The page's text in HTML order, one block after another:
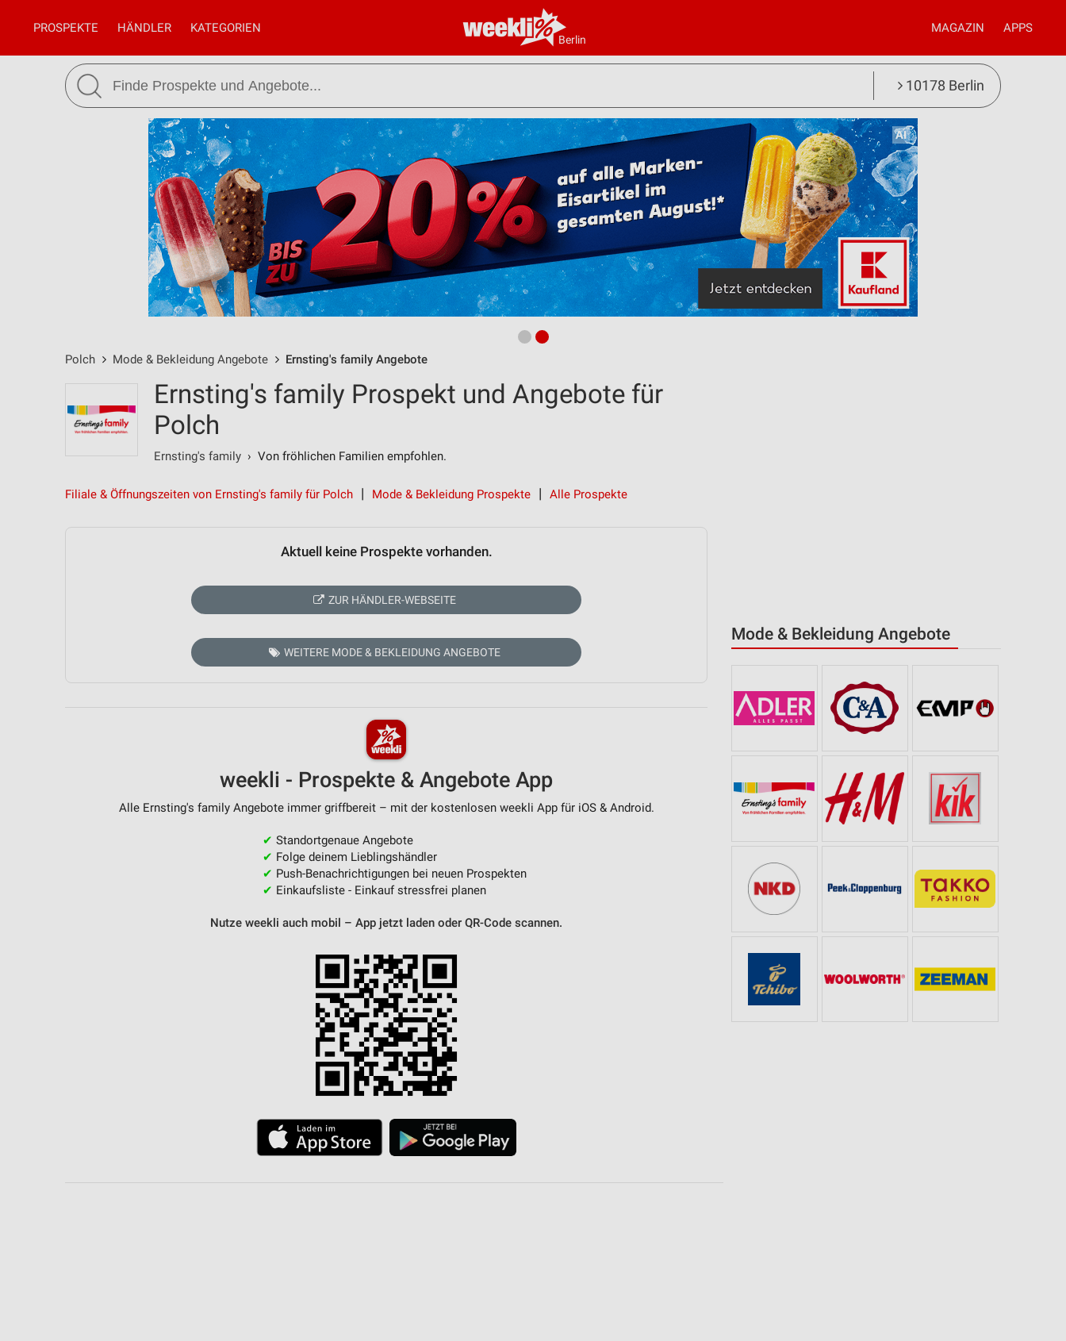
Berlin
PROSPEKTE HÄNDLER KATEGORIEN MAGAZIN APPS
10178 Berlin
Polch Mode & Bekleidung Angebote Ernsting's family Angebote
Mode & Bekleidung Angebote
Ernsting's family Prospekt und Angebote für
Polch
Ernsting's family › Von fröhlichen Familien empfohlen.
Filiale & Öffnungszeiten von Ernsting's family für Polch Mode & Bekleidung Prospekte Alle Prospekte
Aktuell keine Prospekte vorhanden.
ZUR HÄNDLER-WEBSEITE
WEITERE MODE & BEKLEIDUNG ANGEBOTE
weekli - Prospekte & Angebote App
Alle Ernsting's family Angebote immer griffbereit – mit der kostenlosen weekli App für iOS & Android.
✔ Standortgenaue Angebote
✔ Folge deinem Lieblingshändler
✔ Push-Benachrichtigungen bei neuen Prospekten
✔ Einkaufsliste - Einkauf stressfrei planen
Nutze weekli auch mobil – App jetzt laden oder QR-Code scannen.